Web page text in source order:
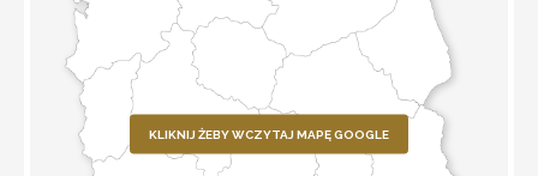
KLIKNIJ ŻEBY WCZYTAJ MAPĘ GOOGLE